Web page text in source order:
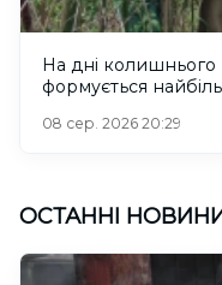
На дні колишнього
формується
08 сер. 2026 20:29
ОСТАННІ